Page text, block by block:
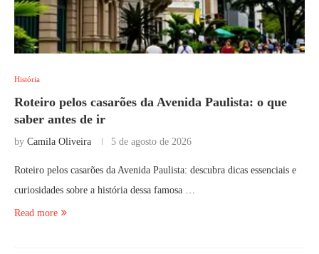
História
Roteiro pelos casarões da Avenida Paulista: o que
saber antes de ir
by Camila Oliveira 5 de agosto de 2026
Roteiro pelos casarões da Avenida Paulista: descubra dicas essenciais e
curiosidades sobre a história dessa famosa …
Read more